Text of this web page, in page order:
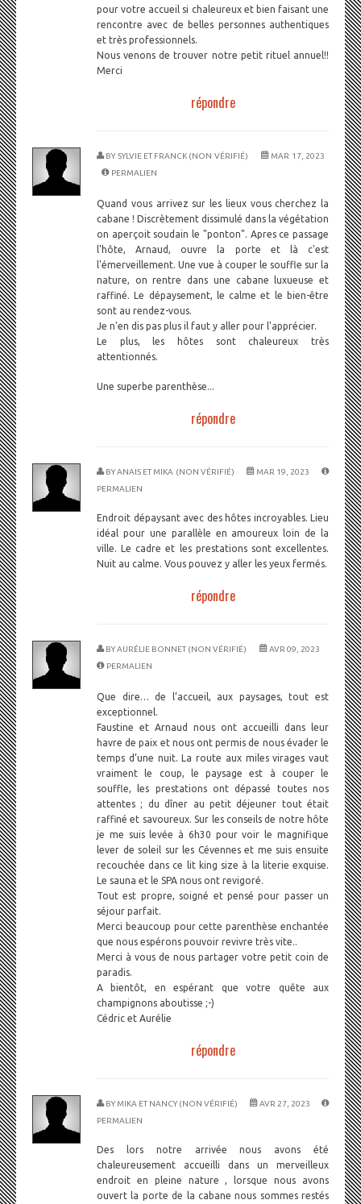
pour votre accueil si chaleureux et bien faisant une
rencontre avec de belles personnes authentiques
et très professionnels.
Nous venons de trouver notre petit rituel annuel!!
Merci
répondre
BY SYLVIE ET FRANCK (NON VÉRIFIÉ)
MAR 17, 2023
PERMALIEN
Quand vous arrivez sur les lieux vous cherchez la
cabane ! Discrètement dissimulé dans la végétation
on aperçoit soudain le "ponton". Apres ce passage
l'hôte, Arnaud, ouvre la porte et là c'est
l'émerveillement. Une vue à couper le souffle sur la
nature, on rentre dans une cabane luxueuse et
raffiné. Le dépaysement, le calme et le bien-être
sont au rendez-vous.
Je n'en dis pas plus il faut y aller pour l'apprécier.
Le plus, les hôtes sont chaleureux très
attentionnés.
Une superbe parenthèse...
répondre
BYANAIS ET MIKA (NON VÉRIFIÉ)
MAR 19, 2023
PERMALIEN
Endroit dépaysant avec des hôtes incroyables. Lieu
idéal pour une parallèle en amoureux loin de la
ville. Le cadre et les prestations sont excellentes.
Nuit au calme. Vous pouvez y aller les yeux fermés.
répondre
BYAURÉLIE BONNET (NON VÉRIFIÉ)
AVR 09, 2023
PERMALIEN
Que dire… de l’accueil, aux paysages, tout est
exceptionnel.
Faustine et Arnaud nous ont accueilli dans leur
havre de paix et nous ont permis de nous évader le
temps d’une nuit. La route aux miles virages vaut
vraiment le coup, le paysage est à couper le
souffle, les prestations ont dépassé toutes nos
attentes ; du dîner au petit déjeuner tout était
raffiné et savoureux. Sur les conseils de notre hôte
je me suis levée à 6h30 pour voir le magnifique
lever de soleil sur les Cévennes et me suis ensuite
recouchée dans ce lit king size à la literie exquise.
Le sauna et le SPA nous ont revigoré.
Tout est propre, soigné et pensé pour passer un
séjour parfait.
Merci beaucoup pour cette parenthèse enchantée
que nous espérons pouvoir revivre très vite..
Merci à vous de nous partager votre petit coin de
paradis.
A bientôt, en espérant que votre quête aux
champignons aboutisse ;-)
Cédric et Aurélie
répondre
BY MIKA ET NANCY (NON VÉRIFIÉ)
AVR 27, 2023
PERMALIEN
Des lors notre arrivée nous avons été
chaleureusement accueilli dans un merveilleux
endroit en pleine nature , lorsque nous avons
ouvert la porte de la cabane nous sommes restés